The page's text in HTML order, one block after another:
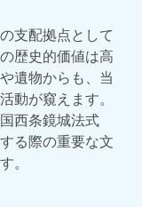
支配拠点として
歴史的価値は高
遺物からも、当
動が窺えます。
西条鏡城法式
る際の重要な文
。